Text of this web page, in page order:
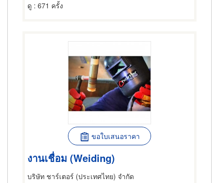
ดู : 671 ครั้ง
ขอใบเสนอราคา
งานเชื่อม (Weiding)
บริษัท ชาร์เตอร์ (ประเทศไทย) จำกัด